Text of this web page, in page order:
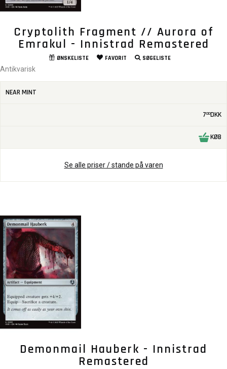
Cryptolith Fragment // Aurora of
Emrakul - Innistrad Remastered
ØNSKELISTE FAVORIT SØGELISTE
Antikvarisk
NEAR MINT
700DKK
KØB
Se alle priser / stande på varen
Demonmail Hauberk - Innistrad
Remastered